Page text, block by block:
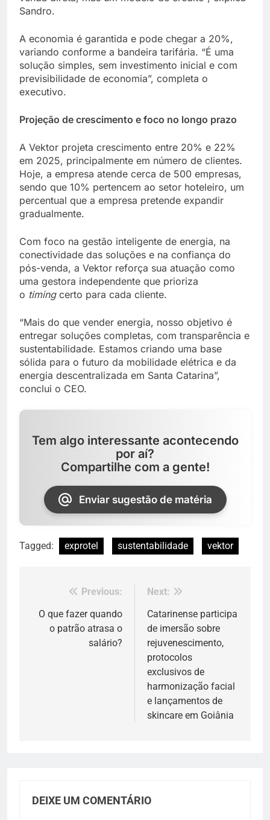
Sandro.
A economia é garantida e pode chegar a 20%,
variando conforme a bandeira tarifária. “É uma
solução simples, sem investimento inicial e com
previsibilidade de economia”, completa o
executivo.
Projeção de crescimento e foco no longo prazo
A Vektor projeta crescimento entre 20% e 22%
em 2025, principalmente em número de clientes.
Hoje, a empresa atende cerca de 500 empresas,
sendo que 10% pertencem ao setor hoteleiro, um
percentual que a empresa pretende expandir
gradualmente.
Com foco na gestão inteligente de energia, na
conectividade das soluções e na confiança do
pós-venda, a Vektor reforça sua atuação como
uma gestora independente que prioriza
o timingcerto para cada cliente.
“Mais do que vender energia, nosso objetivo é
entregar soluções completas, com transparência e
sustentabilidade. Estamos criando uma base
sólida para o futuro da mobilidade elétrica e da
energia descentralizada em Santa Catarina”,
conclui o CEO.
Tem algo interessante acontecendo
por aí?
Compartilhe com a gente!
Enviar sugestão de matéria
Tagged: exprotel sustentabilidade vektor
Navegação
de
Post
Previous:
O que fazer quando
o patrão atrasa o
salário?
Next:
Catarinense participa
de imersão sobre
rejuvenescimento,
protocolos
exclusivos de
harmonização facial
e lançamentos de
skincare em Goiânia
DEIXE UM COMENTÁRIO